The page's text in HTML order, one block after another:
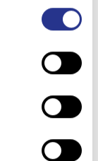
ligne de
à
2022 avec le
au